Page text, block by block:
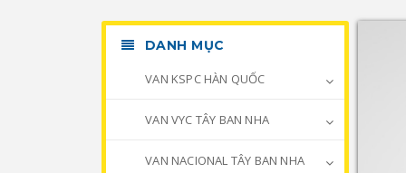
DANH MỤC
VAN KSPC HÀN QUỐC
VAN VYC TÂY BAN NHA
VAN NACIONAL TÂY BAN NHA